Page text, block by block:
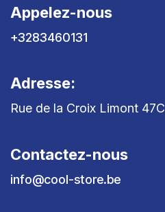
Appelez-nous
+3283460131
Adresse:
Rue de la Croix Limont
Contactez-nous
info@cool-store.be